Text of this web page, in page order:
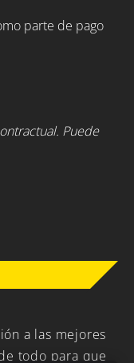
a las mejores
todo para que
parte de pago
Puede